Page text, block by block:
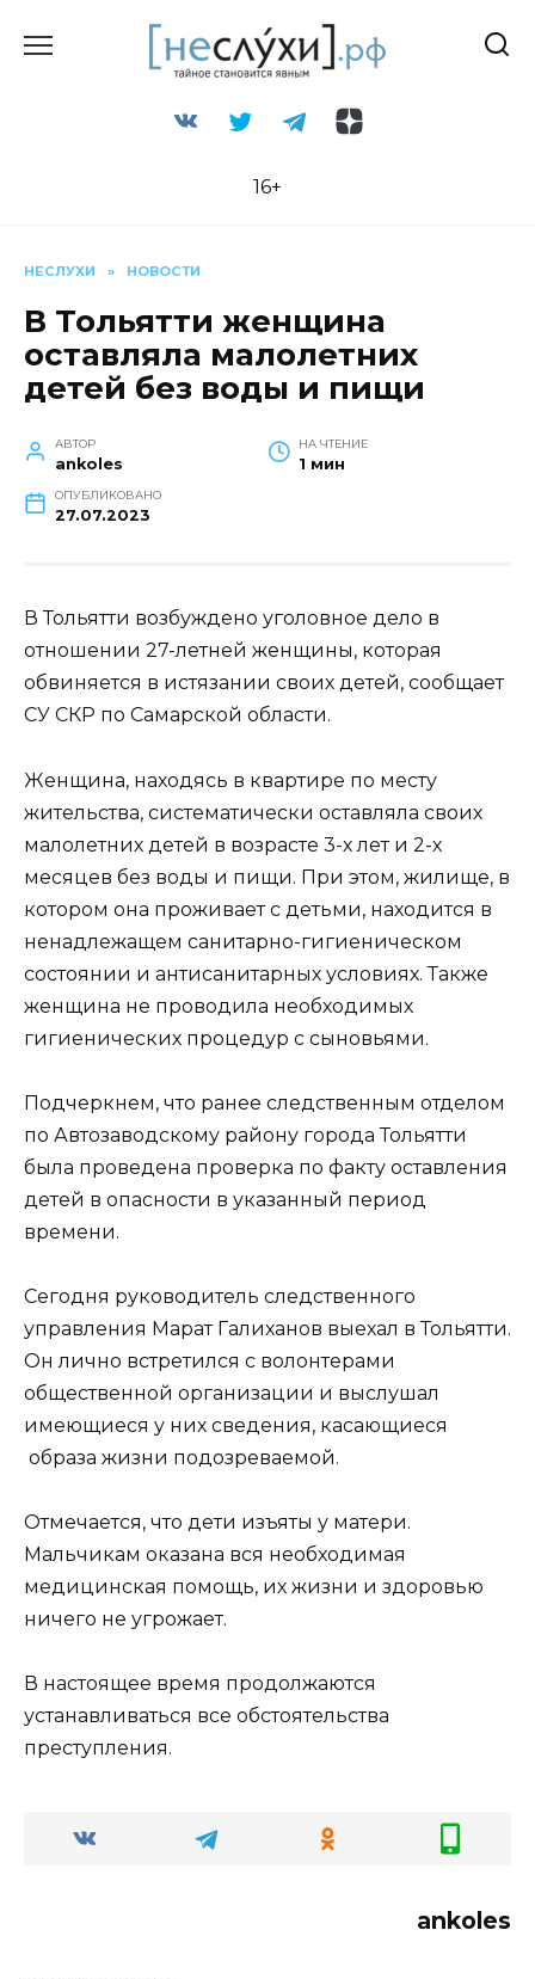
16+
НЕСЛУХИ » НОВОСТИ
В Тольятти женщина
оставляла малолетних
детей без воды и пищи
АВТОР
ankoles
НА ЧТЕНИЕ
1 мин
ОПУБЛИКОВАНО
27.07.2023
В Тольятти возбуждено уголовное дело в
отношении 27-летней женщины, которая
обвиняется в истязании своих детей, сообщает
СУ СКР по Самарской области.
Женщина, находясь в квартире по месту
жительства, систематически оставляла своих
малолетних детей в возрасте 3-х лет и 2-х
месяцев без воды и пищи. При этом, жилище, в
котором она проживает с детьми, находится в
ненадлежащем санитарно-гигиеническом
состоянии и антисанитарных условиях. Также
женщина не проводила необходимых
гигиенических процедур с сыновьями.
Подчеркнем, что ранее следственным отделом
по Автозаводскому району города Тольятти
была проведена проверка по факту оставления
детей в опасности в указанный период
времени.
Сегодня руководитель следственного
управления Марат Галиханов выехал в Тольятти.
Он лично встретился с волонтерами
общественной организации и выслушал
имеющиеся у них сведения, касающиеся
образа жизни подозреваемой.
Отмечается, что дети изъяты у матери.
Мальчикам оказана вся необходимая
медицинская помощь, их жизни и здоровью
ничего не угрожает.
В настоящее время продолжаются
устанавливаться все обстоятельства
преступления.
ankoles